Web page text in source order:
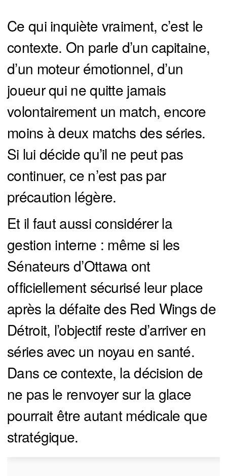
Ce qui inquiète vraiment, c’est le
contexte. On parle d’un capitaine,
d’un moteur émotionnel, d’un
joueur qui ne quitte jamais
volontairement un match, encore
moins à deux matchs des séries.
Si lui décide qu’il ne peut pas
continuer, ce n’est pas par
précaution légère.
Et il faut aussi considérer la
gestion interne : même si les
Sénateurs d’Ottawa ont
officiellement sécurisé leur place
après la défaite des Red Wings de
Détroit, l’objectif reste d’arriver en
séries avec un noyau en santé.
Dans ce contexte, la décision de
ne pas le renvoyer sur la glace
pourrait être autant médicale que
stratégique.